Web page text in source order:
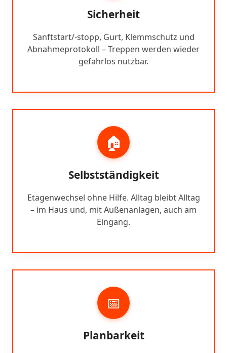
Sicherheit
Sanftstart/-stopp, Gurt, Klemmschutz und
Abnahmeprotokoll – Treppen werden wieder
gefahrlos nutzbar.
🏠
Selbstständigkeit
Etagenwechsel ohne Hilfe. Alltag bleibt Alltag
– im Haus und, mit Außenanlagen, auch am
Eingang.
📅
Planbarkeit